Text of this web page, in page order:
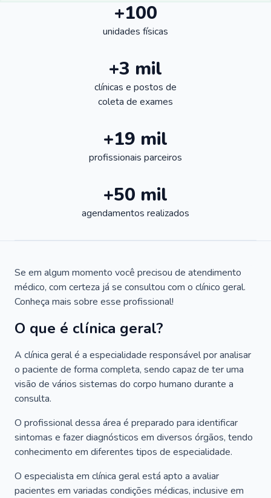
+100
unidades físicas
+3 mil
clínicas e postos de
coleta de exames
+19 mil
profissionais parceiros
+50 mil
agendamentos realizados
Se em algum momento você precisou de atendimento
médico, com certeza já se consultou com o clínico geral.
Conheça mais sobre esse profissional!
O que é clínica geral?
A clínica geral é a especialidade responsável por analisar
o paciente de forma completa, sendo capaz de ter uma
visão de vários sistemas do corpo humano durante a
consulta.
O profissional dessa área é preparado para identificar
sintomas e fazer diagnósticos em diversos órgãos, tendo
conhecimento em diferentes tipos de especialidade.
O especialista em clínica geral está apto a avaliar
pacientes em variadas condições médicas, inclusive em